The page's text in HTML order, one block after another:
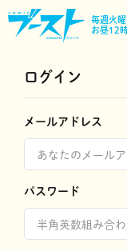
毎週火曜
お昼12
ログイン
メールアドレス
パスワード